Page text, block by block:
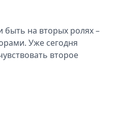
быть на вторых ролях –
Уже сегодня
второе